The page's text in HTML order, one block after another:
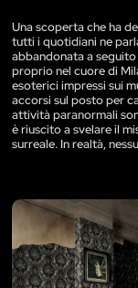
Una scoperta che ha
tutti i quotidiani ne
abbandonata a
proprio nel cuore di
esoterici impressi sui
accorsi sul posto per
attività paranormali
è riuscito a svelare il
surreale. In realtà,